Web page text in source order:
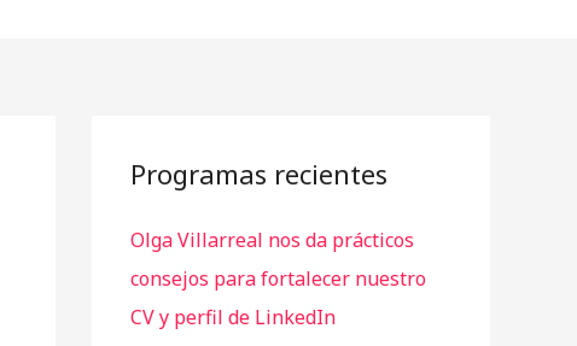
Programas recientes
Olga Villarreal nos da prácticos
consejos para fortalecer nuestro
CV y perfil de LinkedIn